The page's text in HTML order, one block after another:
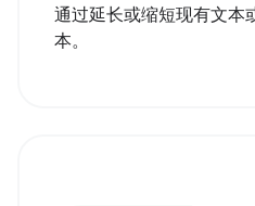
通过延长或缩短现有文本
本。